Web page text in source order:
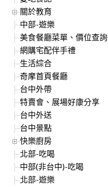
關於教育
中部-遊樂
美食餐廳菜單、價位查詢
網購宅配伴手禮
生活綜合
奇摩首頁餐廳
台中外帶
特賣會、展場好康分享
台中外送
台中景點
快樂廚房
北部-吃喝
中部(非台中)-吃喝
北部-遊樂